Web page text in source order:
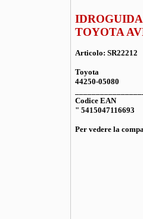
TOYOTA
Articolo: SR22212
Toyota
44250-05080
Codice EAN
" 5415047116693
Per vedere la